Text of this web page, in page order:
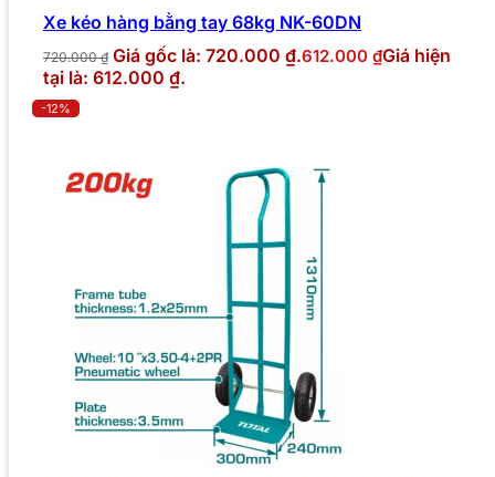
Xe kéo hàng bằng tay 68kg NK-60DN
720.000₫ Giá gốc là: 720.000 ₫.612.000 ₫Giá hiện
tại là: 612.000 ₫.
-12%